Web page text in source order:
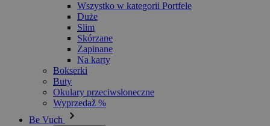
Wszystko w kategorii Portfele
Duże
Slim
Skórzane
Zapinane
Na karty
Bokserki
Buty
Okulary przeciwsłoneczne
Wyprzedaž %
Be Vuch